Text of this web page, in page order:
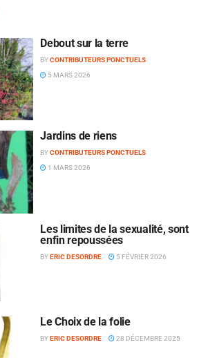
Debout sur la terre
BYCONTRIBUTEURS PONCTUELS
5 MARS 2026
Jardins de riens
BYCONTRIBUTEURS PONCTUELS
1 MARS 2026
Les limites de la sexualité, sont
enfin repoussées
BYERIC DESORDRE 5 FÉVRIER 2026
Le Choix de la folie
BYERIC DESORDRE 28 DÉCEMBRE 2025